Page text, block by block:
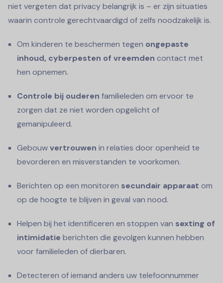
niet vergeten dat privacy belangrijk is – er zijn situaties
waarin controle gerechtvaardigd of zelfs noodzakelijk is.
Om kinderen te beschermen tegen ongepaste
inhoud, cyberpesten of vreemden contact met
hen opnemen.
Controle bij ouderen familieleden om ervoor te
zorgen dat ze niet worden opgelicht of
gemanipuleerd.
Gebouwvertrouwen in relaties door openheid te
bevorderen en misverstanden te voorkomen.
Berichten op een monitoren secundair apparaat om
op de hoogte te blijven in geval van nood.
Helpen bij het identificeren en stoppen van sexting of
intimidatie berichten die gevolgen kunnen hebben
voor familieleden of dierbaren.
Detecteren of iemand anders uw telefoonnummer